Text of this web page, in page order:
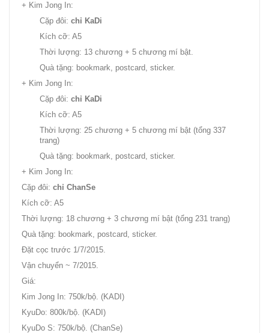
+ Kim Jong In:
Cặp đôi: chỉ KaDi
Kích cỡ: A5
Thời lượng: 13 chương + 5 chương mí bật.
Quà tặng: bookmark, postcard, sticker.
+ Kim Jong In:
Cặp đôi: chỉ KaDi
Kích cỡ: A5
Thời lượng: 25 chương + 5 chương mí bật (tổng 337
trang)
Quà tặng: bookmark, postcard, sticker.
+ Kim Jong In:
Cặp đôi: chỉ ChanSe
Kích cỡ: A5
Thời lượng: 18 chương + 3 chương mí bật (tổng 231 trang)
Quà tặng: bookmark, postcard, sticker.
Đặt cọc trước 1/7/2015.
Vận chuyển ~ 7/2015.
Giá:
Kim Jong In: 750k/bộ. (KADI)
KyuDo: 800k/bộ. (KADI)
KyuDo S: 750k/bộ. (ChanSe)